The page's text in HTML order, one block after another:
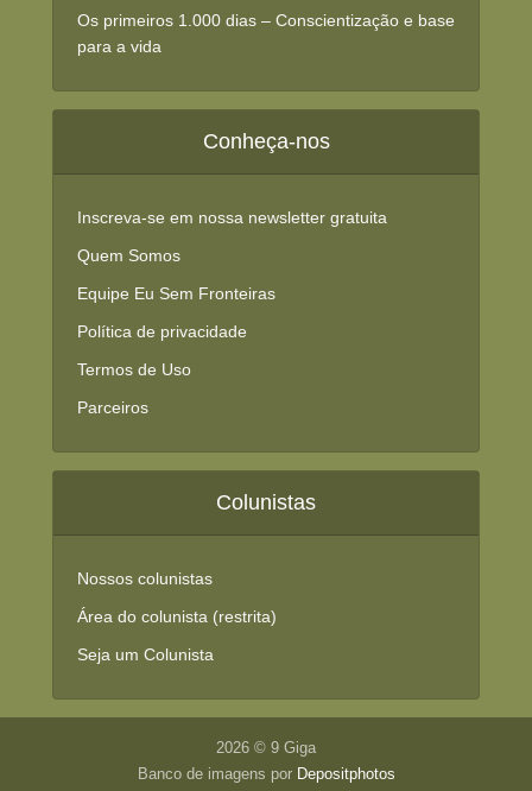
Os primeiros 1.000 dias – Conscientização e base
para a vida
Conheça-nos
Inscreva-se em nossa newsletter gratuita
Quem Somos
Equipe Eu Sem Fronteiras
Política de privacidade
Termos de Uso
Parceiros
Colunistas
Nossos colunistas
Área do colunista (restrita)
Seja um Colunista
2026 © 9 Giga
Banco de imagens por Depositphotos